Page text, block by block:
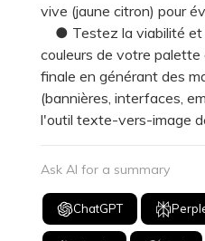
vive (jaune citron) pour
● Testez la viabilité et
couleurs de votre
finale en générant des
(bannières, interfaces,
l'outil texte-vers-image
Ask AI for a summary
ChatGPT